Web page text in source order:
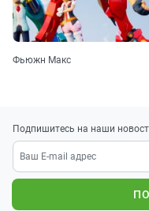
Фьюжн Макс
Подпишитесь на наши